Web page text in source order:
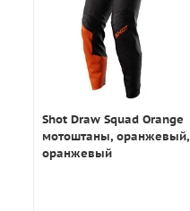
Shot Draw Squad Orange
мотоштаны, оранжевый,
оранжевый